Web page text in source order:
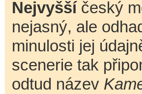
Nejvyššíčeský
nejasný, ale
minulosti jej
scenerie tak
odtud název